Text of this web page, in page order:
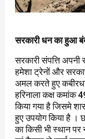
सरकारी धन का हुआ
सरकारी संपत्ति अपनी
हमेशा ट्रेनों और
अमल करते हुए
हरिनाला कक्ष कमांक
किया गया है जिसमे
हुए उपयोग किया है ।
का किसी भी स्थान पर